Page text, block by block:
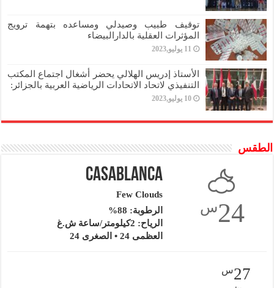
توقيف طبيب وصيدلي ومساعده بتهمة ترويج
المؤثرات العقلية بالدارالبيضاء
11 يوليو,2023
الأستاذ إدريس الهلالي يحضر أشغال اجتماع المكتب
التنفيذي لاتحاد الاتحادات الرياضية العربية بالجزائر:
10 يوليو,2023
الطقس
24س
Casablanca
Few Clouds
الرطوبة: 88%
الرياح: 2كيلومتر/ساعة ش.غ
العظمى 24 • الصغرى 24
27س